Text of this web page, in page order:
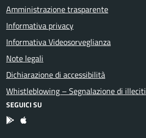
Amministrazione trasparente
Informativa privacy
Informativa Videosorveglianza
Note legali
Dichiarazione di accessibilità
Whistleblowing – Segnalazione di illeciti
SEGUICI SU
App Android
App IOS